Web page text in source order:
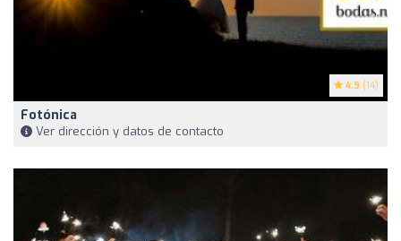
4.9 (14)
Fotónica
Ver dirección y datos de contacto